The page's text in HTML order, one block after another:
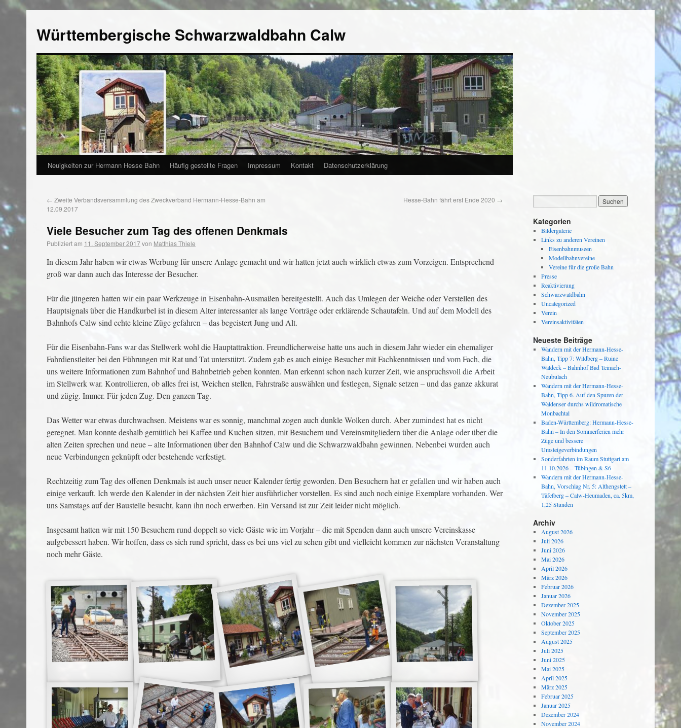
Württembergische Schwarzwaldbahn Calw
Neuigkeiten zur Hermann Hesse Bahn Häufig gestellte Fragen Impressum Kontakt Datenschutzerklärung
← Zweite Verbandsversammlung des Zweckverband Hermann-Hesse-Bahn am
12.09.2017
Hesse-Bahn fährt erst Ende 2020 →
Viele Besucher zum Tag des offenen Denkmals
Publiziert am 11. September 2017von Matthias Thiele
In diesem Jahr haben wir etwas Werbung für unsere Anlage gemacht und wir hatten jetzt auch wirklich etwas zum Vorzeigen. Entsprechend
groß war dann auch das Interesse der Besucher.
Für die jüngeren hatten wir ein paar Werkzeuge in Eisenbahn-Ausmaßen bereitgestellt. Auch das Umlegen der Weiche oder Verstellen des
Hauptsignals über die Handkurbel ist in diesem Alter interessanter als lange Vorträge oder erklärende Schautafeln. Und auf dem Modell des
Bahnhofs Calw sind echte kleine Züge gefahren – das begeistert Jung und Alt.
Für die Eisenbahn-Fans war das Stellwerk wohl die Hauptattraktion. Freundlicherweise hatte uns auch in diesem Jahr wieder ein ehemaliger
Fahrdienstleiter bei den Führungen mit Rat und Tat unterstützt. Zudem gab es auch einige Besucher mit Fachkenntnissen und vom Fach, die
uns weitere Informationen zum Bahnhof und Bahnbetrieb geben konnten. Man erkennt schon nach kurzer Zeit, wie anspruchsvoll die Arbeit
im Stellwerk war. Kontrollieren, ob alles frei ist, Weichen stellen, Fahrstraße auswählen und festlegen, Signale setzen – und das ganze akkurat
und zügig. Immer. Für jeden Zug. Den ganzen Tag.
Das Wetter war etwas durchwachsen. Meistens war es sonnig, manchmal zogen auch dunkle Wolken durch. Aber zumindest hat es nicht
geregnet. Man konnte deshalb gemütlich bei Kaffee und Kuchen sitzen, mit Besuchern und Vereinsmitgliedern über die Anlage oder über die
alten Zeiten sprechen und neue – alte Informationen über den Bahnhof Calw und die Schwarzwaldbahn gewinnen. Nebenbei wurden auch
neue Verbindungen geknüpft oder bestehende verfestigt.
Rechtzeitig zum Tag des offenen Denkmals ist auch unser neuer Kalender fertig geworden. Den Besuchern hat er gefallen und wir haben auch
einige verkauft. Ich werde den Kalender in der nächsten Zeit hier ausführlicher vorstellen. Es sind auch noch einige Exemplare vorhanden. Wer
uns Samstags auf der Baustelle besucht, kann ihn noch erwerben. Ein Versand ist zur Zeit leider nicht möglich.
Insgesamt hatten wir mit 150 Besuchern rund doppelt so viele Gäste wie im Vorjahr – die mit Spenden dann auch unsere Vereinskasse
aufgebessert haben. Wir hoffen, dass es sich rund spricht, dass es bei uns viel zu sehen gibt und vielleicht kommen zur nächsten Veranstaltung
noch mehr Gäste.
Kategorien
Bildergalerie
Links zu anderen Vereinen
Eisenbahnmuseen
Modellbahnvereine
Vereine für die große Bahn
Presse
Reaktivierung
Schwarzwaldbahn
Uncategorized
Verein
Vereinsaktivitäten
Neueste Beiträge
Wandern mit der Hermann-Hesse-
Bahn, Tipp 7: Wildberg – Ruine
Waldeck – Bahnhof Bad Teinach-
Neubulach
Wandern mit der Hermann-Hesse-
Bahn, Tipp 6. Auf den Spuren der
Waldenser durchs wildromatische
Monbachtal
Baden-Württemberg: Hermann-Hesse-
Bahn – In den Sommerferien mehr
Züge und bessere
Umsteigeverbindungen
Sonderfahrten im Raum Stuttgart am
11.10.2026 – Tübingen & S6
Wandern mit der Hermann-Hesse-
Bahn, Vorschlag Nr. 5: Althengstett –
Täfelberg – Calw-Heumaden, ca. 5km,
1,25 Stunden
Archiv
August 2026
Juli 2026
Juni 2026
Mai 2026
April 2026
März 2026
Februar 2026
Januar 2026
Dezember 2025
November 2025
Oktober 2025
September 2025
August 2025
Juli 2025
Juni 2025
Mai 2025
April 2025
März 2025
Februar 2025
Januar 2025
Dezember 2024
November 2024